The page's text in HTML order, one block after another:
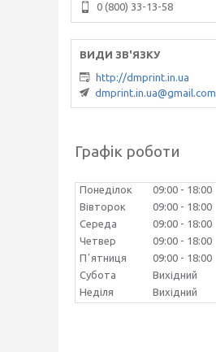
0 (800) 33-13-58
http://dmprint.in.ua
dmprint.in.ua@gmail.com
Графік роботи
Понеділок 09:00
18:00
Вівторок
09:00
18:00
Середа
09:00
18:00
Четвер
09:00
18:00
Пʼятниця
09:00
18:00
Субота
Вихідний
Неділя
Вихідний